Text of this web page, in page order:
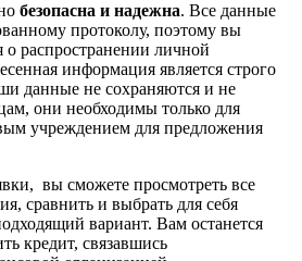
безопасна и надежна. Все данные
протоколу, поэтому вы
о распространении личной
информация является строго
данные не сохраняются и не
они необходимы только для
учреждением для предложения
вы сможете просмотреть все
сравнить и выбрать для себя
вариант. Вам останется
кредит, связавшись